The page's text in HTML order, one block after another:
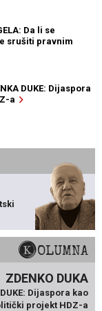
Da li se
srušiti pravnim
DUKE: Dijaspora
a
KOLUMNA
ZDENKO DUKA
DUKE: Dijaspora kao
projekt HDZ-a